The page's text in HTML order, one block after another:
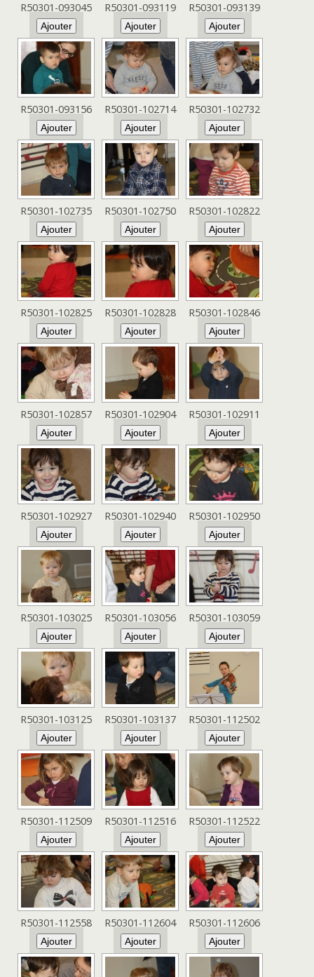
R50301-093045 R50301-093119 R50301-093139
R50301-093156 R50301-102714 R50301-102732
R50301-102735 R50301-102750 R50301-102822
R50301-102825 R50301-102828 R50301-102846
R50301-102857 R50301-102904 R50301-102911
R50301-102927 R50301-102940 R50301-102950
R50301-103025 R50301-103056 R50301-103059
R50301-103125 R50301-103137 R50301-112502
R50301-112509 R50301-112516 R50301-112522
R50301-112558 R50301-112604 R50301-112606